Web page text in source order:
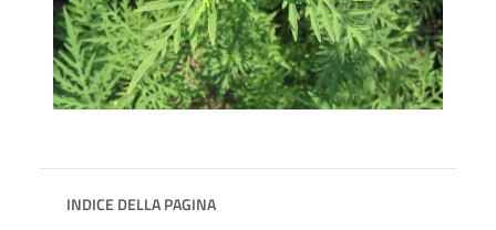
INDICE DELLA PAGINA